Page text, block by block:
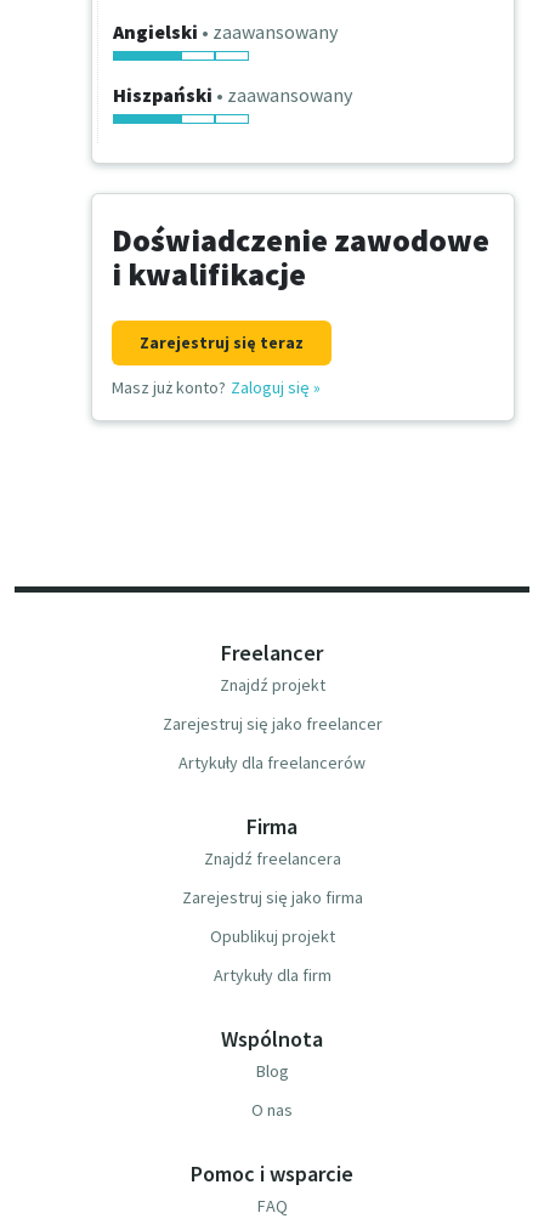
Angielski • zaawansowany
Hiszpański • zaawansowany
Doświadczenie zawodowe
i kwalifikacje
Zarejestruj się teraz
Masz już konto? Zaloguj się »
Freelancer
Znajdź projekt
Zarejestruj się jako freelancer
Artykuły dla freelancerów
Firma
Znajdź freelancera
Zarejestruj się jako firma
Opublikuj projekt
Artykuły dla firm
Wspólnota
Blog
O nas
Pomoc i wsparcie
FAQ